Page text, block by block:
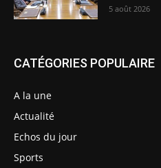
5 août 2026
CATÉGORIES POPULAIRE
A la une
Actualité
Echos du jour
Sports